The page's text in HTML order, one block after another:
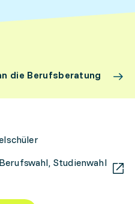
die Berufsberatung
Studienwahl